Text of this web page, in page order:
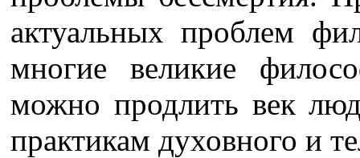
актуальных проблем
многие великие
можно продлить век
практикам духовного и